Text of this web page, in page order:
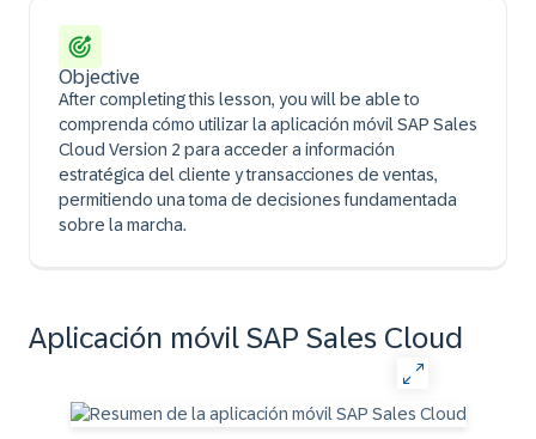
Objective
After completing this lesson, you will be able to
comprenda cómo utilizar la aplicación móvil SAP Sales
Cloud Version 2 para acceder a información
estratégica del cliente y transacciones de ventas,
permitiendo una toma de decisiones fundamentada
sobre la marcha.
Aplicación móvil SAP Sales Cloud